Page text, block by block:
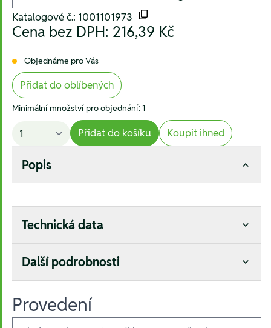
Katalogové č.: 1001101973
Cena bez DPH: 216,39 Kč
Objednáme pro Vás
Přidat do oblíbených
Minimální množství pro objednání: 1
Přidat do košíku Koupit ihned
Popis
Technická data
Další podrobnosti
Provedení
Ausführungen